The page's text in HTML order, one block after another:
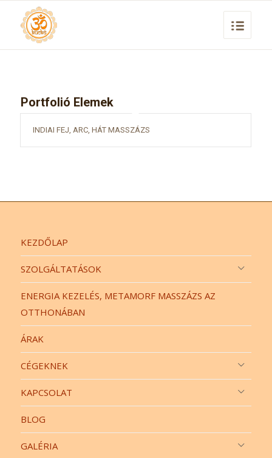
Portfolió Elemek
INDIAI FEJ, ARC, HÁT MASSZÁZS
KEZDŐLAP
SZOLGÁLTATÁSOK
ENERGIA KEZELÉS, METAMORF MASSZÁZS AZ
OTTHONÁBAN
ÁRAK
CÉGEKNEK
KAPCSOLAT
BLOG
GALÉRIA